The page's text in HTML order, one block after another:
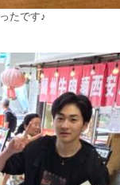
たです♪